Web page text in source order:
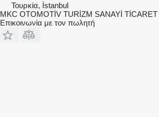
Τουρκία, İstanbul
MKC OTOMOTİV TURİZM SANAYİ
Επικοινωνία με τον πωλητή